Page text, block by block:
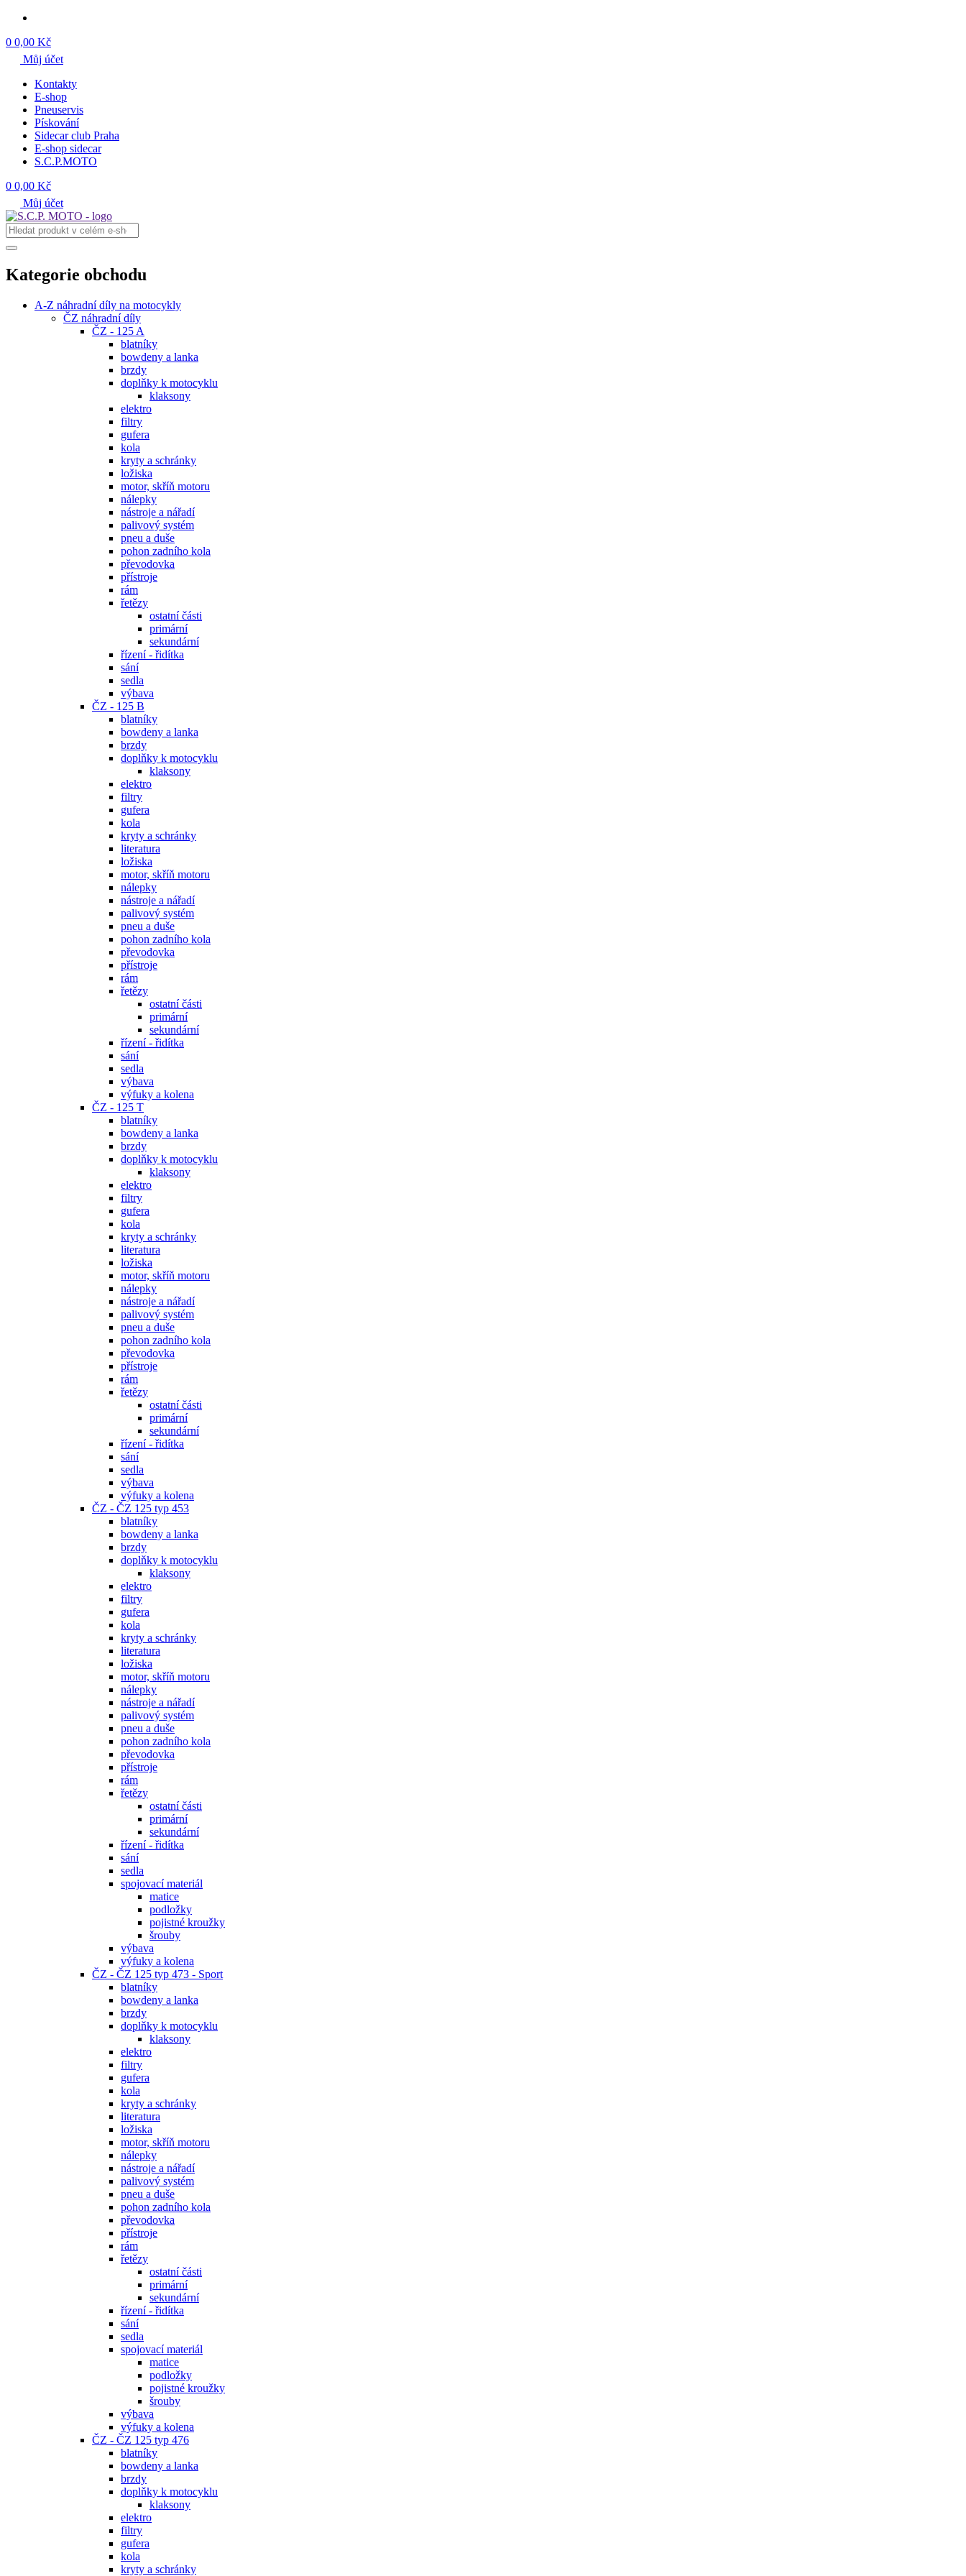
0 0,00 Kč
Můj účet
Kontakty
E-shop
Pneuservis
Pískování
Sidecar club Praha
E-shop sidecar
S.C.P.MOTO
0 0,00 Kč
Můj účet
Kategorie obchodu
A-Z náhradní díly na motocykly
ČZ náhradní díly
ČZ - 125 A
blatníky
bowdeny a lanka
brzdy
doplňky k motocyklu
klaksony
elektro
filtry
gufera
kola
kryty a schránky
ložiska
motor, skříň motoru
nálepky
nástroje a nářadí
palivový systém
pneu a duše
pohon zadního kola
převodovka
přístroje
rám
řetězy
ostatní části
primární
sekundární
řízení - řidítka
sání
sedla
výbava
ČZ - 125 B
blatníky
bowdeny a lanka
brzdy
doplňky k motocyklu
klaksony
elektro
filtry
gufera
kola
kryty a schránky
literatura
ložiska
motor, skříň motoru
nálepky
nástroje a nářadí
palivový systém
pneu a duše
pohon zadního kola
převodovka
přístroje
rám
řetězy
ostatní části
primární
sekundární
řízení - řidítka
sání
sedla
výbava
výfuky a kolena
ČZ - 125 T
blatníky
bowdeny a lanka
brzdy
doplňky k motocyklu
klaksony
elektro
filtry
gufera
kola
kryty a schránky
literatura
ložiska
motor, skříň motoru
nálepky
nástroje a nářadí
palivový systém
pneu a duše
pohon zadního kola
převodovka
přístroje
rám
řetězy
ostatní části
primární
sekundární
řízení - řidítka
sání
sedla
výbava
výfuky a kolena
ČZ - ČZ 125 typ 453
blatníky
bowdeny a lanka
brzdy
doplňky k motocyklu
klaksony
elektro
filtry
gufera
kola
kryty a schránky
literatura
ložiska
motor, skříň motoru
nálepky
nástroje a nářadí
palivový systém
pneu a duše
pohon zadního kola
převodovka
přístroje
rám
řetězy
ostatní části
primární
sekundární
řízení - řidítka
sání
sedla
spojovací materiál
matice
podložky
pojistné kroužky
šrouby
výbava
výfuky a kolena
ČZ - ČZ 125 typ 473 - Sport
blatníky
bowdeny a lanka
brzdy
doplňky k motocyklu
klaksony
elektro
filtry
gufera
kola
kryty a schránky
literatura
ložiska
motor, skříň motoru
nálepky
nástroje a nářadí
palivový systém
pneu a duše
pohon zadního kola
převodovka
přístroje
rám
řetězy
ostatní části
primární
sekundární
řízení - řidítka
sání
sedla
spojovací materiál
matice
podložky
pojistné kroužky
šrouby
výbava
výfuky a kolena
ČZ - ČZ 125 typ 476
blatníky
bowdeny a lanka
brzdy
doplňky k motocyklu
klaksony
elektro
filtry
gufera
kola
kryty a schránky